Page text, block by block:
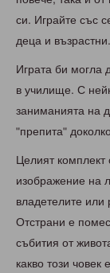
си. Играйте със
деца и възрастни.
Играта би могла
в училище. С
заниманията на
"препита"
Целият комплект
изображение на
владетелите или
Отстрани е
събития от
какво този